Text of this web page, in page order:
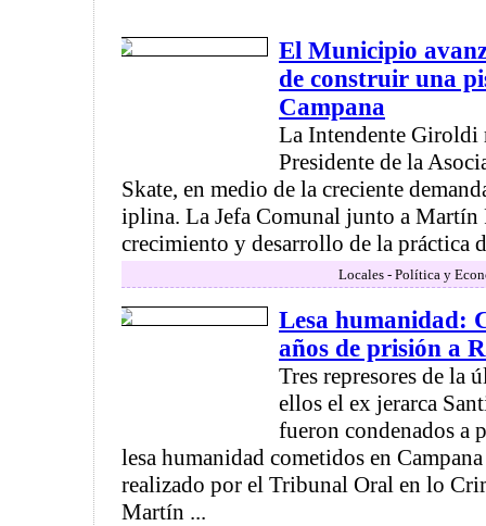
El Municipio
de construir una
Campana
La Intendente
Presidente de la
Skate, en medio de la creciente
iplina. La Jefa Comunal junto a Martín
crecimiento y desarrollo de la práctica
Locales - Política y
Lesa humanidad:
años de prisión a
Tres represores de la
ellos el ex jerarca
fueron condenados a
lesa humanidad cometidos en
realizado por el Tribunal Oral en lo
Martín ...